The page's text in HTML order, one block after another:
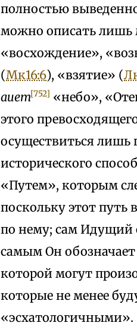
полностью
можно описать лишь
«восхождение»,
(Мк16:6), «взятие» (
auem[752] «небо»,
этого
осуществиться
исторического
«Путем», которым
поскольку этот путь
по нему; сам Идущий
самым Он
которой могут
которые не менее
«эсхатологичными».